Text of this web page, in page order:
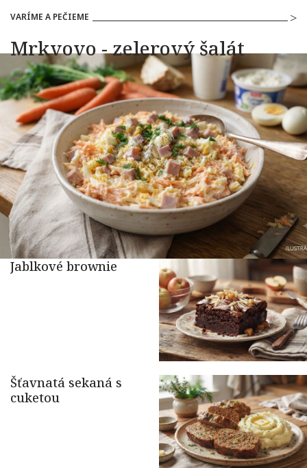
VARÍME A PEČIEME